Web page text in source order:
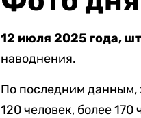
12 июля 2025 года,
наводнения.
По последним данным,
120 человек, более